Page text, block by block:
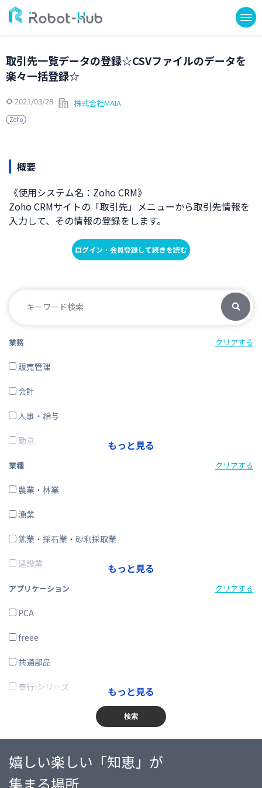
取引先一覧データの登録☆CSVファイルのデータを
楽々一括登録☆
2021/03/28 株式会社MAIA
Zoho
概要
《使用システム名：Zoho CRM》
Zoho CRMサイトの「取引先」メニューから取引先情報を
入力して、その情報の登録をします。
ログイン・会員登録して続きを読む
業務 クリアする
販売管理
会計
人事・給与
勤怠
経費精算
CRM・SFA
ERP
在庫購買
その他
もっと見る
業種 クリアする
農業・林業
漁業
鉱業・採石業・砂利採取業
建設業
製造業
電気・ガス・熱供給・水道業
情報通信業
運輸業、郵便業
卸売業、小売業
不動産業、物品賃貸業
学術研究・専門・技術サービス業
宿泊業・飲食サービス業
もっと見る
アプリケーション クリアする
PCA
freee
共通部品
奉行iシリーズ
蔵奉行
勘定奉行
給与奉行
もっと見る
検索
嬉しい楽しい「知恵」が
集まる場所